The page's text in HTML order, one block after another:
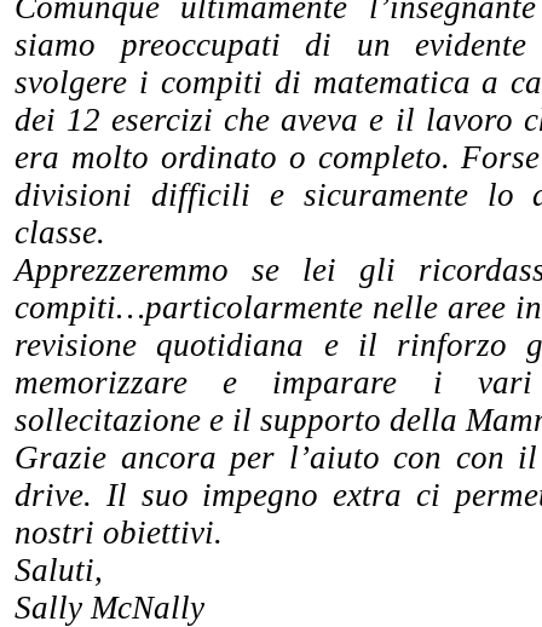
Comunque ultimamente
siamo preoccupati di un evidente
svolgere i compiti di matematica a
dei 12 esercizi che aveva e il lavoro
era molto ordinato o completo.
divisioni difficili e sicuramente lo
classe.
Apprezzeremmo se lei gli
compiti…particolarmente nelle aree
revisione quotidiana e il rinforzo
memorizzare e imparare i vari
sollecitazione e il supporto della
Grazie ancora per l’aiuto con con
drive. Il suo impegno extra ci
nostri obiettivi.
Saluti,
Sally McNally